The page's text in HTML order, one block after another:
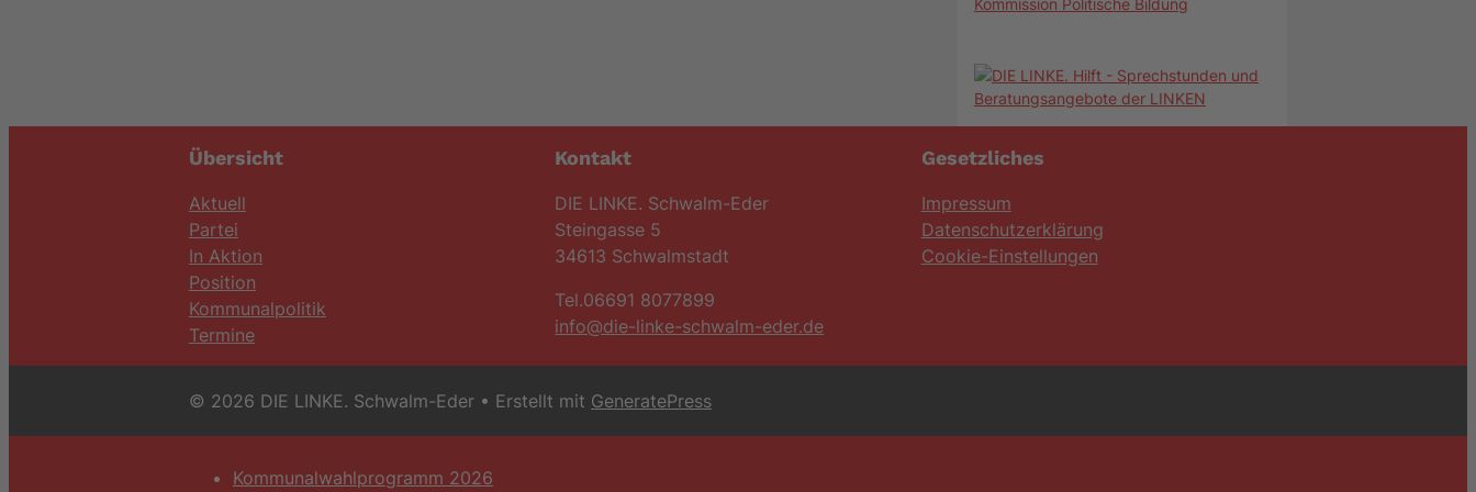
Kommission Politische Bildung
Übersicht
Aktuell
Partei
In Aktion
Position
Kommunalpolitik
Termine
Kontakt
DIE LINKE. Schwalm-Eder
Steingasse 5
34613 Schwalmstadt
Tel.06691 8077899
info@die-linke-schwalm-eder.de
Gesetzliches
Impressum
Datenschutzerklärung
Cookie-Einstellungen
© 2026 DIE LINKE. Schwalm-Eder • Erstellt mit GeneratePress
Kommunalwahlprogramm 2026